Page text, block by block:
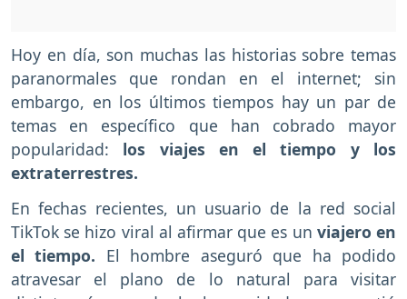
Hoy en día, son muchas las historias sobre temas
paranormales que rondan en el internet; sin
embargo, en los últimos tiempos hay un par de
temas en específico que han cobrado mayor
popularidad: los viajes en el tiempo y los
extraterrestres.
En fechas recientes, un usuario de la red social
TikTok se hizo viral al afirmar que es un viajero en
el tiempo. El hombre aseguró que ha podido
atravesar el plano de lo natural para visitar